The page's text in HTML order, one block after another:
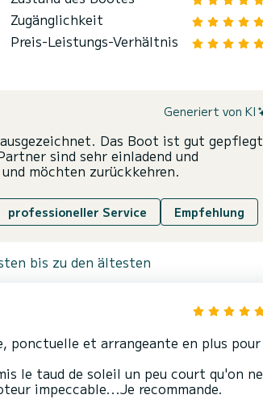
Zugänglichkeit
Preis-Leistungs-Verhältnis
Generiert von KI
Das Boot ist gut gepflegt
sind sehr einladend und
möchten zurückkehren.
professioneller Service Empfehlung
bis zu den ältesten
ponctuelle et arrangeante en plus pour
le taud de soleil un peu court qu'on ne
impeccable...Je recommande.